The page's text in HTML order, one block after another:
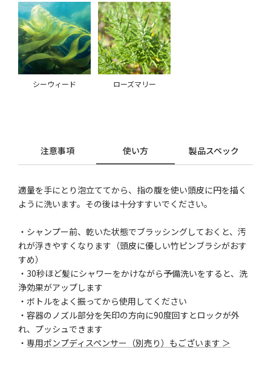
シーウィード ローズマリー
注意事項 使い方 製品スペック
適量を手にとり泡立ててから、指の腹を使い頭皮に円を描く
ように洗います。その後は十分すすいでください。
・シャンプー前、乾いた状態でブラッシングしておくと、汚
れが浮きやすくなります（頭皮に優しい竹ピンブラシがおす
すめ）
・30秒ほど髪にシャワーをかけながら予備洗いをすると、洗
浄効果がアップします
・ボトルをよく振ってから使用してください
・容器のノズル部分を矢印の方向に90度回すとロックが外
れ、プッシュできます
・専用ポンプディスペンサー（別売り）もございます ＞